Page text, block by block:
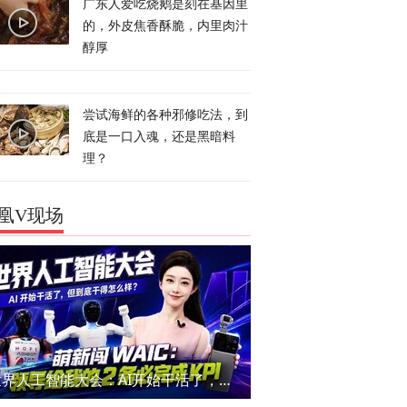
广东人爱吃烧鹅是刻在基因里
的，外皮焦香酥脆，内里肉汁
醇厚
尝试海鲜的各种邪修吃法，到
底是一口入魂，还是黑暗料
理？
V现场
世界人工智能大会：AI开始干活了，但到底干的怎么样？萌新闯WAIC